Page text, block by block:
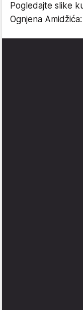
Pogledajte slike
Ognjena Amidžića: